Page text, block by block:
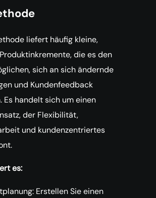
liefert häufig kleine,
die es den
sich an sich ändernde
und Kundenfeedback
Es handelt sich um einen
der Flexibilität,
und kundenzentriertes
es:
Erstellen Sie einen